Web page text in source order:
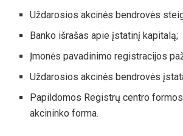
Uždarosios akcinės bendrovės
Banko išrašas apie įstatinį kapitalą;
Įmonės pavadinimo registracijos
Uždarosios akcinės bendrovės
Papildomos Registrų centro
akcininko forma.